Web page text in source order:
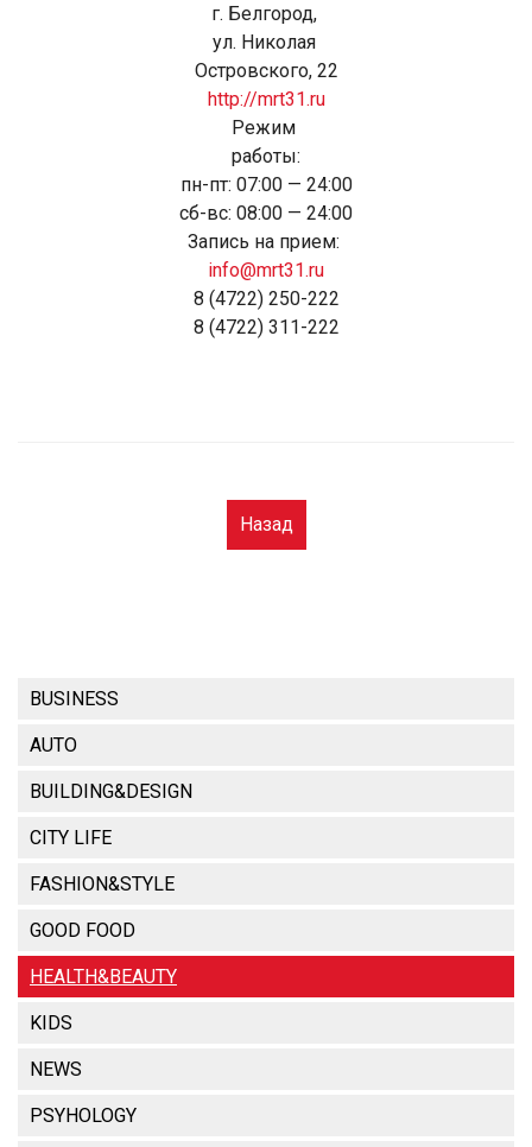
г. Белгород,
ул. Николая
Островского, 22
http://mrt31.ru
Режим
работы:
пн-пт: 07:00 — 24:00
сб-вс: 08:00 — 24:00
Запись на прием:
info@mrt31.ru
8 (4722) 250-222
8 (4722) 311-222
Назад
BUSINESS
AUTO
BUILDING&DESIGN
CITY LIFE
FASHION&STYLE
GOOD FOOD
HEALTH&BEAUTY
KIDS
NEWS
PSYHOLOGY